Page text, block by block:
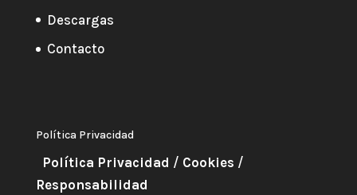
Descargas
Contacto
Política Privacidad
Política Privacidad / Cookies /
Responsabilidad